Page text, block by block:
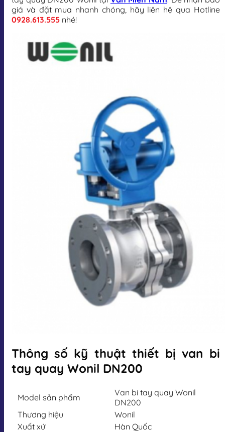
giá và đặt mua nhanh chóng, hãy liên hệ qua Hotline
0928.613.555 nhé!
Thông số kỹ thuật thiết bị van bi
tay quay Wonil DN200
Model sản phẩm
Van bi tay quay Wonil
DN200
Thương hiệu
Wonil
Xuất xứ
Hàn Quốc